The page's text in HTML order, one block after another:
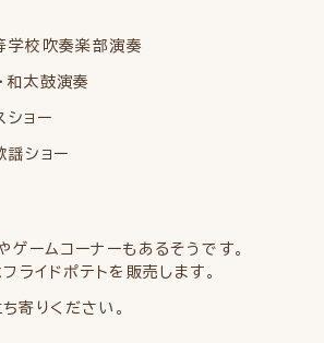
学校吹奏楽部演奏
和太鼓演奏
ショー
謡ショー
ゲームコーナーもあるそうです。
ライドポテトを販売します。
寄りください。